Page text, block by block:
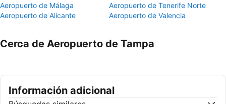
Aeropuerto de Málaga
Aeropuerto de Tenerife Norte
Aeropuerto de Alicante
Aeropuerto de Valencia
Cerca de Aeropuerto de Tampa
Información adicional